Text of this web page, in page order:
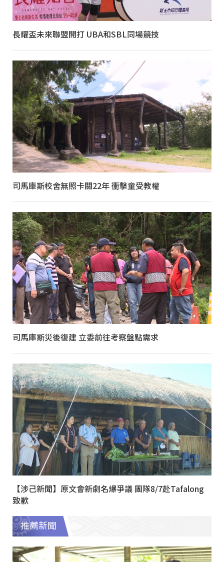
長耀盃未來聯盟開打 UBA和SBL同場競技
司馬庫斯校舍無照卡關22年 衝擊童受教權
司馬庫斯災後復建 立委前往考察盤點需求
【涉己新聞】原文會新劇名爆爭議 團隊8/7赴Tafalong
致歉
推薦新聞